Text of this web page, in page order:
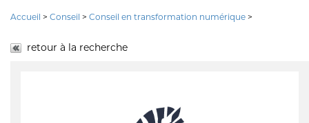
Accueil > Conseil > Conseil en transformation numérique >
retour à la recherche